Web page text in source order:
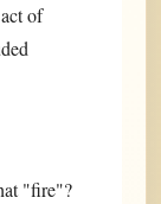
of
"fire"?